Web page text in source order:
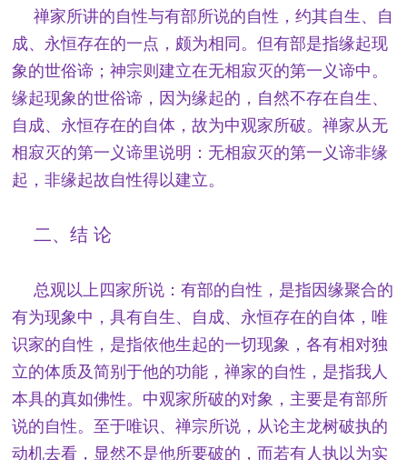
禅家所讲的自性与有部所说的自性，约其自生、自
成、永恒存在的一点，颇为相同。但有部是指缘起现
象的世俗谛；神宗则建立在无相寂灭的第一义谛中。
缘起现象的世俗谛，因为缘起的，自然不存在自生、
自成、永恒存在的自体，故为中观家所破。禅家从无
相寂灭的第一义谛里说明：无相寂灭的第一义谛非缘
起，非缘起故自性得以建立。
二、结 论
总观以上四家所说：有部的自性，是指因缘聚合的
有为现象中，具有自生、自成、永恒存在的自体，唯
识家的自性，是指依他生起的一切现象，各有相对独
立的体质及简别于他的功能，禅家的自性，是指我人
本具的真如佛性。中观家所破的对象，主要是有部所
说的自性。至于唯识、禅宗所说，从论主龙树破执的
动机去看，显然不是他所要破的，而若有人执以为实